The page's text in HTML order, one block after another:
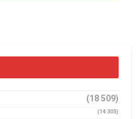
(18 509)
(14 305)